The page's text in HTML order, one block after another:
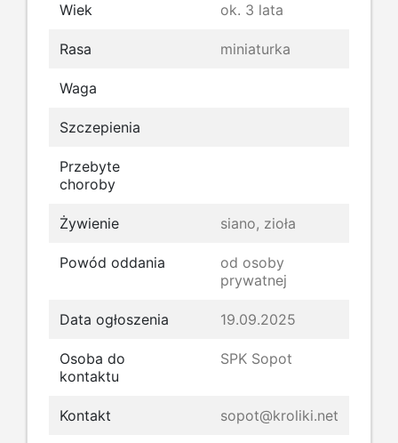
Wiek ok. 3 lata
Rasa miniaturka
Waga
Szczepienia
Przebyte
choroby
Żywienie siano, zioła
Powód oddania
od osoby
prywatnej
Data ogłoszenia 19.09.2025
Osoba do
kontaktu
SPK Sopot
Kontakt sopot@kroliki.net